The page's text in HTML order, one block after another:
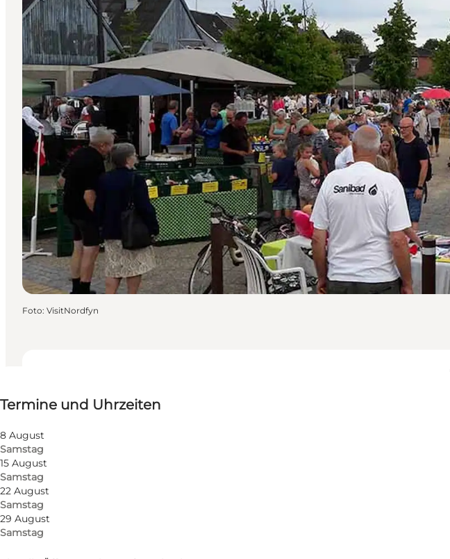
Termine und Uhrzeiten
8 August
Samstag
15 August
Samstag
22 August
Samstag
29 August
Samstag
Kostenlos
Foto: VisitNordfyn